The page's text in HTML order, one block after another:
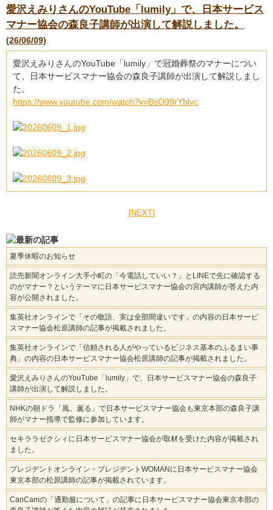
愛沢えみりさんのYouTube「lumily」で、日本サービス
マナー協会の森良子講師が出演して解説しました。
(26/06/09)
愛沢えみりさんのYouTube「lumily」で冠婚葬祭のマナーについ
て、日本サービスマナー協会の森良子講師が出演して解説しまし
た。
https://www.youtube.com/watch?v=BsO99rYblvc
[NEXT]
夏季休暇のお知らせ
読売新聞オンライン大手小町の「今電話していい？」とLINEで先に確認する
のがマナー？というテーマに日本サービスマナー協会の宮内講師が答えた内
容が公開されました。
集英社オンラインで「その敬語、実は全部間違いです」の内容の日本サービ
スマナー協会松原講師の記事が掲載されました。
集英社オンラインで「信頼される人がやっているビジネス基本のふるまい事
典」の内容の日本サービスマナー協会松原講師の記事が掲載されました。
愛沢えみりさんのYouTube「lumily」で、日本サービスマナー協会の森良子
講師が出演して解説しました。
NHKの朝ドラ「風、薫る」で日本サービスマナー協会も東京本部の森良子講
師がマナー指導で監修に参加しています。
セキララゼクシィに日本サービスマナー協会が取材を受けた内容が掲載され
ました。
プレジデントオンライン・プレジデントWOMANに日本サービスマナー協会
東京本部の松原講師の記事が掲載されています。
CanCamの「通勤服について」の記事に日本サービスマナー協会東京本部の